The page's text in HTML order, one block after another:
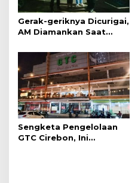
Gerak-geriknya Dicurigai,
AM Diamankan Saat
Sengketa Pengelolaan
GTC Cirebon, Ini